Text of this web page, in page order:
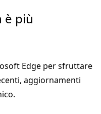
è più
Edge per sfruttare
aggiornamenti